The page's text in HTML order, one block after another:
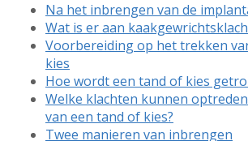
Na het inbrengen van de
Wat is er aan
Voorbereiding op het trekken
kies
Hoe wordt een tand of kies
Welke klachten kunnen
van een tand of kies?
Twee manieren van inbrengen